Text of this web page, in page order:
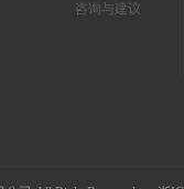
咨询与建议